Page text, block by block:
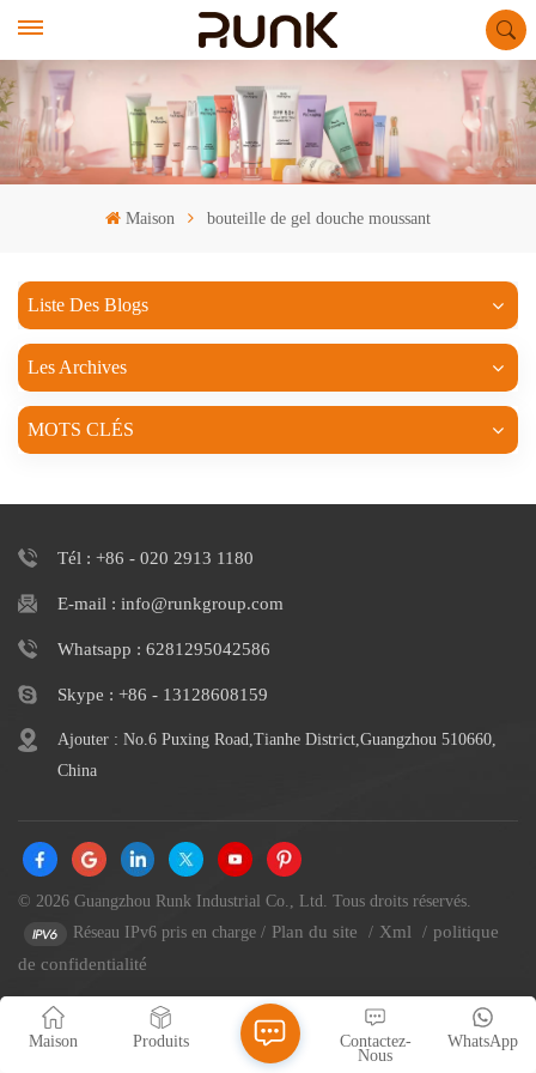
Maison bouteille de gel douche moussant
Liste Des Blogs
Les Archives
MOTS CLÉS
Tél : +86 - 020 2913 1180
E-mail : info@runkgroup.com
Whatsapp : 6281295042586
Skype : +86 - 13128608159
Ajouter : No.6 Puxing Road,Tianhe District,Guangzhou 510660,
China
© 2026 Guangzhou Runk Industrial Co., Ltd. Tous droits réservés.
Réseau IPv6 pris en charge/ Plan du site / Xml / politique
de confidentialité
Maison Produits WhatsApp
Contactez-
Nous